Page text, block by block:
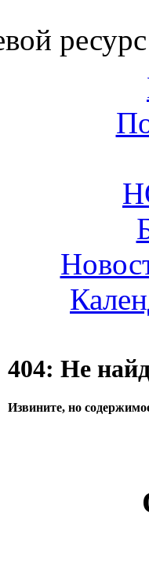
404: Не
Извините, но